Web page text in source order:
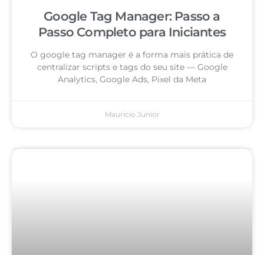
Google Tag Manager: Passo a
Passo Completo para Iniciantes
O google tag manager é a forma mais prática de
centralizar scripts e tags do seu site — Google
Analytics, Google Ads, Pixel da Meta
Mauricio Junior